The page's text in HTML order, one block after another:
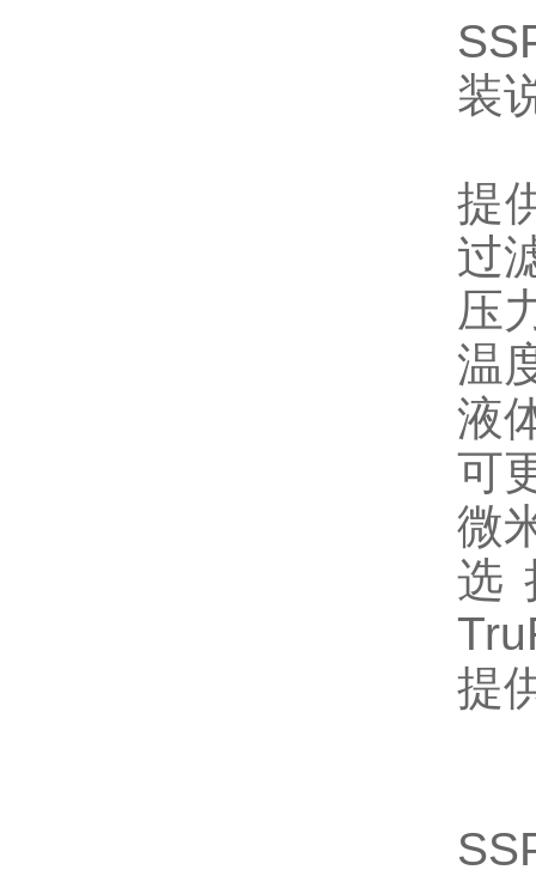
装
提
过
压
温
液
可
微
选
提